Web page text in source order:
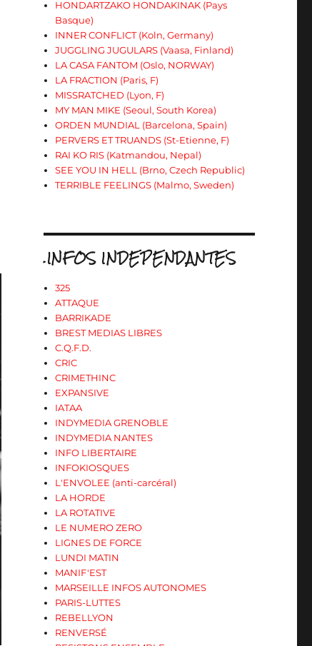
HONDARTZAKO HONDAKINAK (Pays
Basque)
INNER CONFLICT (Koln, Germany)
JUGGLING JUGULARS (Vaasa, Finland)
LA CASA FANTOM (Oslo, NORWAY)
LA FRACTION (Paris, F)
MISSRATCHED (Lyon, F)
MY MAN MIKE (Seoul, South Korea)
ORDEN MUNDIAL (Barcelona, Spain)
PERVERS ET TRUANDS (St-Etienne, F)
RAI KO RIS (Katmandou, Nepal)
SEE YOU IN HELL (Brno, Czech Republic)
TERRIBLE FEELINGS (Malmo, Sweden)
.INFOS INDEPENDANTES
325
ATTAQUE
BARRIKADE
BREST MEDIAS LIBRES
C.Q.F.D.
CRIC
CRIMETHINC
EXPANSIVE
IATAA
INDYMEDIA GRENOBLE
INDYMEDIA NANTES
INFO LIBERTAIRE
INFOKIOSQUES
L'ENVOLEE (anti-carcéral)
LA HORDE
LA ROTATIVE
LE NUMERO ZERO
LIGNES DE FORCE
LUNDI MATIN
MANIF'EST
MARSEILLE INFOS AUTONOMES
PARIS-LUTTES
REBELLYON
RENVERSÉ